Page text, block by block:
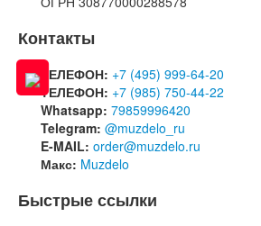
Контакты
ТЕЛЕФОН: +7 (495) 999-64-20
ТЕЛЕФОН: +7 (985) 750-44-22
Whatsapp: 79859996420
Telegram: @muzdelo_ru
E-MAIL: order@muzdelo.ru
Макс: Muzdelo
Быстрые ссылки